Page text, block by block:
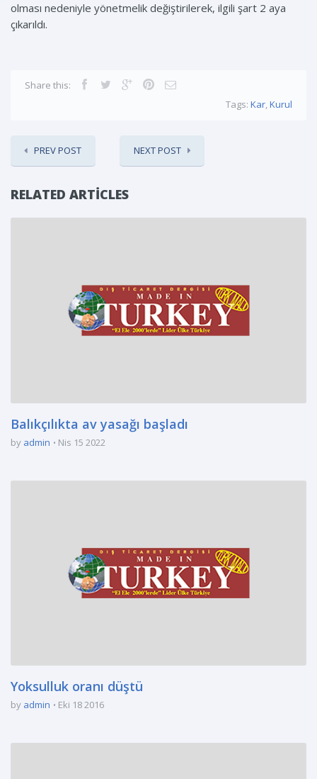
olması nedeniyle yönetmelik değiştirilerek, ilgili şart 2 aya
çıkarıldı.
Share this:
Tags: Kar,Kurul
PREV POST NEXT POST
RELATED ARTICLES
Balıkçılıkta av yasağı başladı
by admin Nis 15 2022
Yoksulluk oranı düştü
by admin Eki 18 2016